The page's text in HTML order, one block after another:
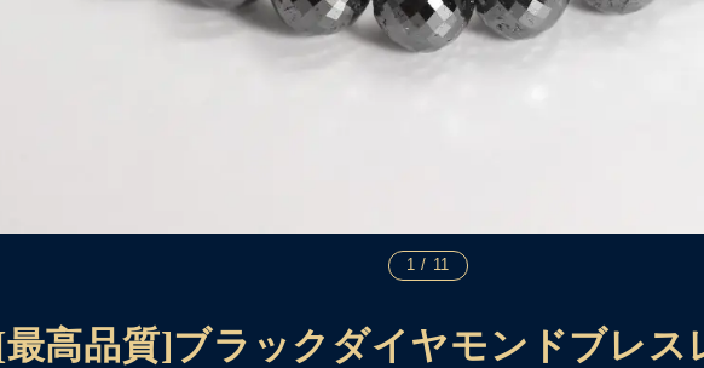
1 / 11
[最高品質]ブラックダイヤモンドブレス